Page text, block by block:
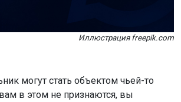
Иллюстрация freepik.com
могут стать объектом чьей-то
в этом не признаются, вы